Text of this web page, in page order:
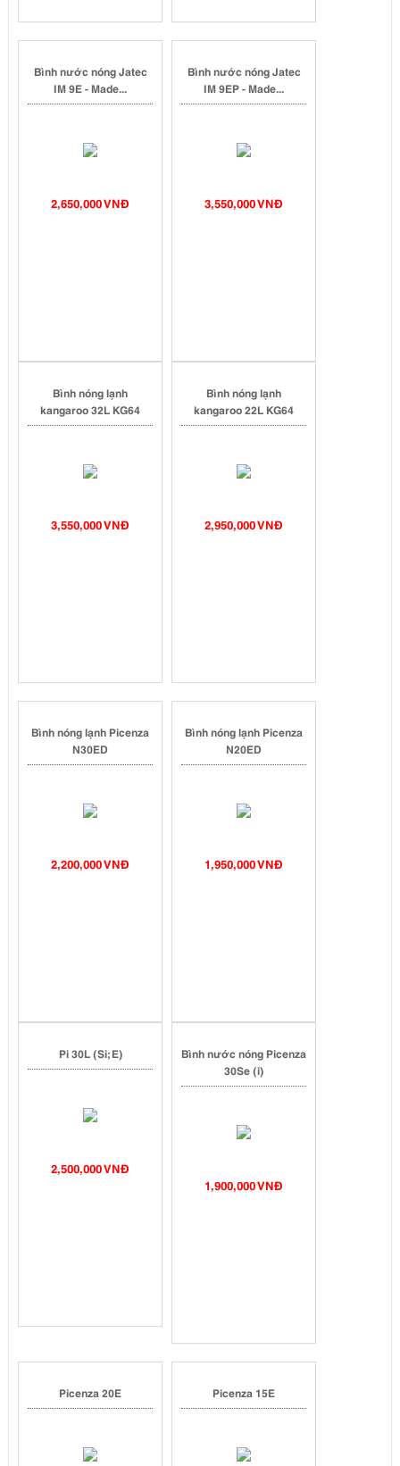
Bình nước nóng Jatec
IM 9E - Made...
2,650,000 VNĐ
Bình nước nóng Jatec
IM 9EP - Made...
3,550,000 VNĐ
Bình nóng lạnh
kangaroo 32L KG64
3,550,000 VNĐ
Bình nóng lạnh
kangaroo 22L KG64
2,950,000 VNĐ
Bình nóng lạnh Picenza
N30ED
2,200,000 VNĐ
Bình nóng lạnh Picenza
N20ED
1,950,000 VNĐ
Pi 30L (Si; E)
2,500,000 VNĐ
Bình nước nóng Picenza
30Se (i)
1,900,000 VNĐ
Picenza 20E Picenza 15E